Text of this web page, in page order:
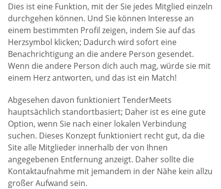
Dies ist eine Funktion, mit der Sie jedes Mitglied einzeln
durchgehen können. Und Sie können Interesse an
einem bestimmten Profil zeigen, indem Sie auf das
Herzsymbol klicken; Dadurch wird sofort eine
Benachrichtigung an die andere Person gesendet.
Wenn die andere Person dich auch mag, würde sie mit
einem Herz antworten, und das ist ein Match!
Abgesehen davon funktioniert TenderMeets
hauptsächlich standortbasiert; Daher ist es eine gute
Option, wenn Sie nach einer lokalen Verbindung
suchen. Dieses Konzept funktioniert recht gut, da die
Site alle Mitglieder innerhalb der von Ihnen
angegebenen Entfernung anzeigt. Daher sollte die
Kontaktaufnahme mit jemandem in der Nähe kein allzu
großer Aufwand sein.